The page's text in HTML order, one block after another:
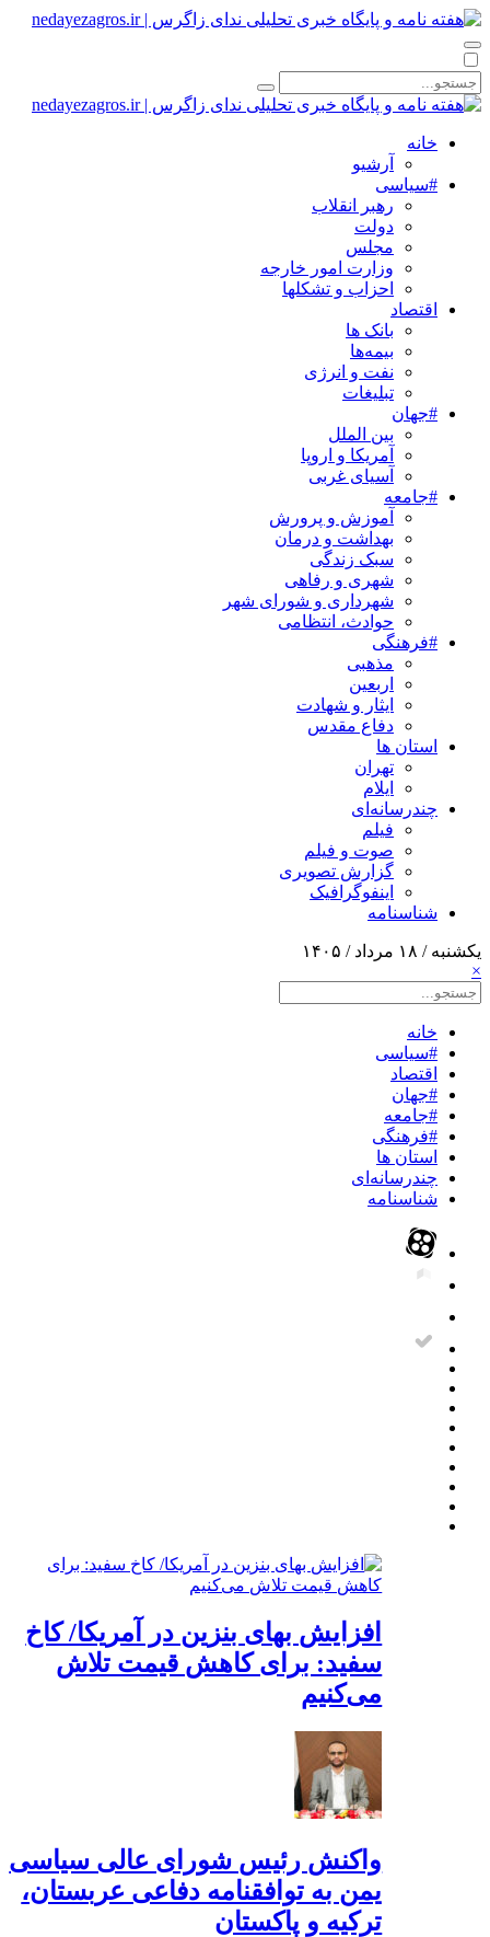
خانه
آرشیو
#سیاسی
رهبر انقلاب
دولت
مجلس
وزارت امور خارجه
احزاب و تشکلها
اقتصاد
بانک ها
بیمه‌ها
نفت و انرژی
تبلیغات
#جهان
بین الملل
آمریکا و اروپا
آسیای غربی
#جامعه
آموزش و پرورش
بهداشت و درمان
سبک زندگی
شهری و رفاهی
شهرداری و شورای شهر
حوادث، انتظامی
#فرهنگی
مذهبی
اربعین
ایثار و شهادت
دفاع مقدس
استان ها
تهران
ایلام
چندرسانه‌ای
فیلم
صوت و فیلم
گزارش تصویری
اینفوگرافیک
شناسنامه
یکشنبه / ۱۸ مرداد / ۱۴۰۵
×
خانه
#سیاسی
اقتصاد
#جهان
#جامعه
#فرهنگی
استان ها
چندرسانه‌ای
شناسنامه
افزایش بهای بنزین در آمریکا/ کاخ
سفید: برای کاهش قیمت تلاش
می‌کنیم
واکنش رئیس شورای عالی سیاسی
یمن به توافقنامه دفاعی عربستان،
ترکیه و پاکستان